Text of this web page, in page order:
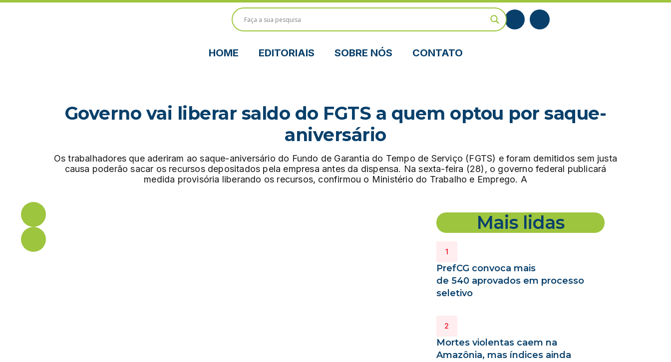
HOME EDITORIAIS SOBRE NÓS CONTATO
Governo vai liberar saldo do FGTS a quem optou por saque-
aniversário
Os trabalhadores que aderiram ao saque-aniversário do Fundo de Garantia do Tempo de Serviço (FGTS) e foram demitidos sem justa
causa poderão sacar os recursos depositados pela empresa antes da dispensa. Na sexta-feira (28), o governo federal publicará
medida provisória liberando os recursos, confirmou o Ministério do Trabalho e Emprego. A
Mais lidas
PrefCG convoca mais
de 540 aprovados em processo
seletivo
Mortes violentas caem na
Amazônia, mas índices ainda